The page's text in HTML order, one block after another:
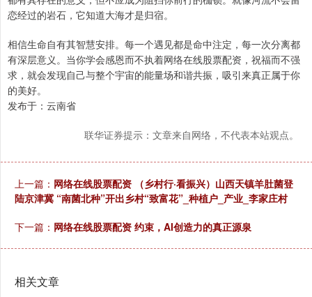
恋经过的岩石，它知道大海才是归宿。
相信生命自有其智慧安排。每一个遇见都是命中注定，每一次分离都
有深层意义。当你学会感恩而不执着网络在线股票配资，祝福而不强
求，就会发现自己与整个宇宙的能量场和谐共振，吸引来真正属于你
的美好。
发布于：云南省
联华证券提示：文章来自网络，不代表本站观点。
上一篇： 网络在线股票配资 （乡村行·看振兴）山西天镇羊肚菌登
陆京津冀 “南菌北种”开出乡村“致富花”_种植户_产业_李家庄村
下一篇： 网络在线股票配资 约束，AI创造力的真正源泉
相关文章